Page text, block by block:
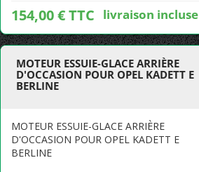
154,00 € TTC livraison incluse
MOTEUR ESSUIE-GLACE ARRIÈRE
D'OCCASION POUR OPEL KADETT E
BERLINE
MOTEUR ESSUIE-GLACE ARRIÈRE
D'OCCASION POUR OPEL KADETT E
BERLINE